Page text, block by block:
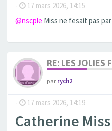
- 17 mars 2026, 14:15
@nscple Miss ne fesait pas
RE: LES JOLIES
parrych2
- 17 mars 2026, 14:19
Catherine